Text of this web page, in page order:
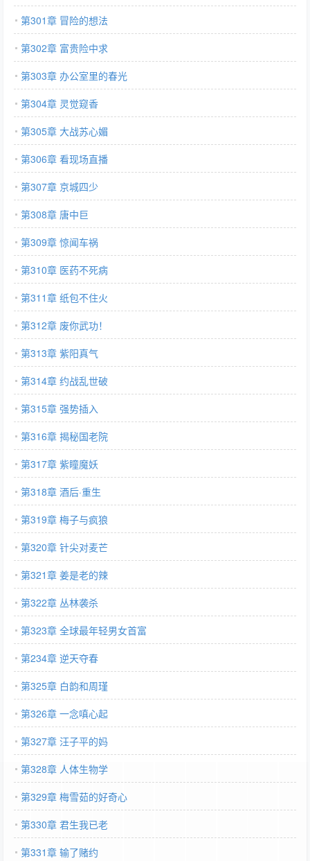
第301章 冒险的想法
第302章 富贵险中求
第303章 办公室里的春光
第304章 灵觉窥香
第305章 大战苏心媚
第306章 看现场直播
第307章 京城四少
第308章 唐中巨
第309章 惊闻车祸
第310章 医药不死病
第311章 纸包不住火
第312章 废你武功！
第313章 紫阳真气
第314章 约战乱世破
第315章 强势插入
第316章 揭秘国老院
第317章 紫瞳魔妖
第318章 酒后·重生
第319章 梅子与疯狼
第320章 针尖对麦芒
第321章 姜是老的辣
第322章 丛林袭杀
第323章 全球最年轻男女首富
第234章 逆天夺春
第325章 白韵和周瑾
第326章 一念嗔心起
第327章 汪子平的妈
第328章 人体生物学
第329章 梅雪茹的好奇心
第330章 君生我已老
第331章 输了赌约